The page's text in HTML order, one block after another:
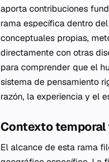
aporta contribuciones
rama específica dentro
conceptuales propias,
directamente con otras
para comprender que el
sistema de pensamiento
razón, la experiencia y el
Contexto
El alcance de esta rama